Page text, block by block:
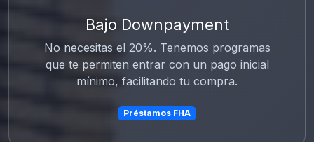
Bajo Downpayment
No necesitas el 20%. Tenemos programas
que te permiten entrar con un pago inicial
mínimo, facilitando tu compra.
Préstamos FHA